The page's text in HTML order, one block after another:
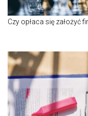
Czy opłaca się założyć